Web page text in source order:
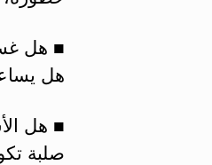
■ هل
هل
■ هل
صلبة